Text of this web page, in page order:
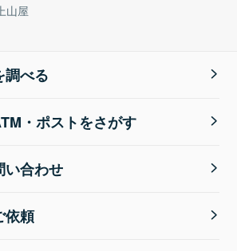
上山屋
調べる
・ポストをさがす
い合わせ
依頼